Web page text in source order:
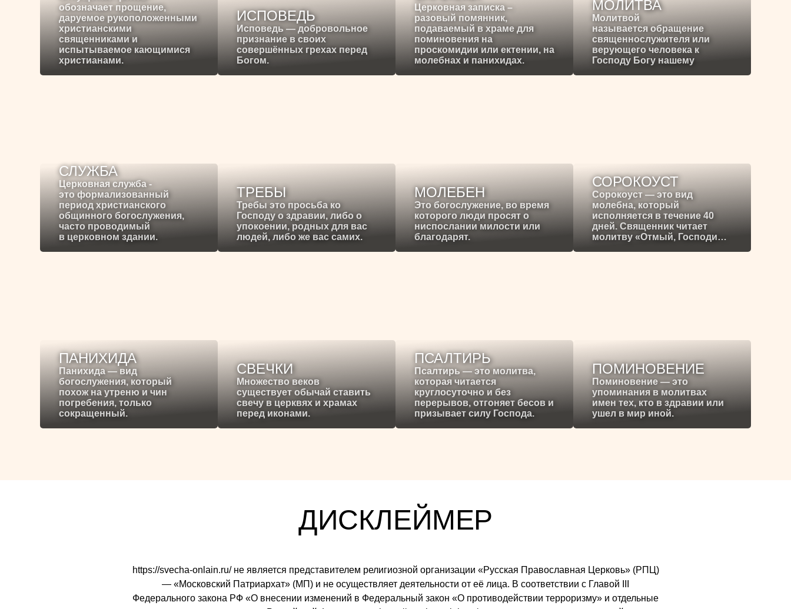
обозначает прощение,
даруемое рукоположенными
христианскими
священниками и
испытываемое кающимися
христианами.
ИСПОВЕДЬ
Исповедь — добровольное
признание в своих
совершённых грехах перед
Богом.
Церковная записка –
разовый помянник,
подаваемый в храме для
поминовения на
проскомидии или ектении, на
молебнах и панихидах.
МОЛИТВА
Молитвой
называется обращение
священнослужителя или
верующего человека к
Господу Богу нашему
СЛУЖБА
Церковная служба -
это формализованный
период христианского
общинного богослужения,
часто проводимый
в церковном здании.
ТРЕБЫ
Требы это просьба ко
Господу о здравии, либо о
упокоении, родных для вас
людей, либо же вас самих.
МОЛЕБЕН
Это богослужение, во время
которого люди просят о
ниспослании милости или
благодарят.
СОРОКОУСТ
Сорокоуст — это вид
молебна, который
исполняется в течение 40
дней. Священник читает
молитву «Отмый, Господи…
ПАНИХИДА
Панихида — вид
богослужения, который
похож на утреню и чин
погребения, только
сокращенный.
СВЕЧКИ
Множество веков
существует обычай ставить
свечу в церквях и храмах
перед иконами.
ПСАЛТИРЬ
Псалтирь — это молитва,
которая читается
круглосуточно и без
перерывов, отгоняет бесов и
призывает силу Господа.
ПОМИНОВЕНИЕ
Поминовение — это
упоминания в молитвах
имен тех, кто в здравии или
ушел в мир иной.
ДИСКЛЕЙМЕР
https://svecha-onlain.ru/ не является представителем религиозной организации «Русская Православная Церковь» (РПЦ)
— «Московский Патриархат» (МП) и не осуществляет деятельности от её лица. В соответствии с Главой III
Федерального закона РФ «О внесении изменений в Федеральный закон «О противодействии терроризму» и отдельные